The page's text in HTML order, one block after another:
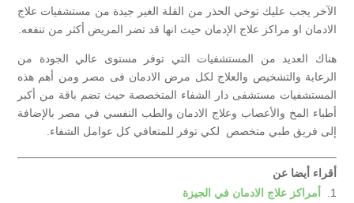
الآخر يجب عليك توخي الحذر من القلة الغير جيدة من مستشفيات علاج
الادمان او مراكز علاج الإدمان حيث انها قد تضر المريض أكثر من تنفعه.
هناك العديد من المستشفيات التي توفر مستوى عالي الجودة من
الرعاية والتشخيص والعلاج لكل مرض الادمان فى مصر ومن أهم هذه
المستشفيات مستشفى دار الشفاء المتخصصة حيث تضم باقة من أكبر
أطباء المخ والأعصاب وعلاج الادمان والطب النفسي في مصر بالإضافة
إلى فريق طبي متخصص لكي توفر للمتعافي كل عوامل الشفاء.
أقراء أيضا عن
مراكز علاج الادمان في الجيزة